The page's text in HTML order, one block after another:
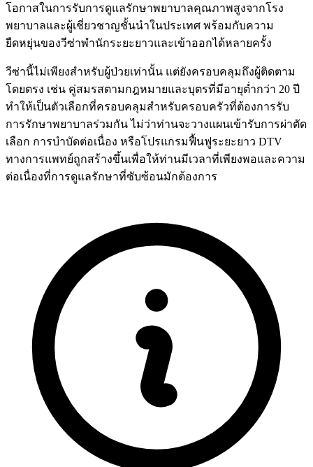
โอกาสในการรับการดูแลรักษาพยาบาลคุณภาพสูงจากโรง
พยาบาลและผู้เชี่ยวชาญชั้นนำในประเทศ พร้อมกับความ
ยืดหยุ่นของวีซ่าพำนักระยะยาวและเข้าออกได้หลายครั้ง
วีซ่านี้ไม่เพียงสำหรับผู้ป่วยเท่านั้น แต่ยังครอบคลุมถึงผู้ติดตาม
โดยตรง เช่น คู่สมรสตามกฎหมายและบุตรที่มีอายุต่ำกว่า 20 ปี
ทำให้เป็นตัวเลือกที่ครอบคลุมสำหรับครอบครัวที่ต้องการรับ
การรักษาพยาบาลร่วมกัน ไม่ว่าท่านจะวางแผนเข้ารับการผ่าตัด
เลือก การบำบัดต่อเนื่อง หรือโปรแกรมฟื้นฟูระยะยาว DTV
ทางการแพทย์ถูกสร้างขึ้นเพื่อให้ท่านมีเวลาที่เพียงพอและความ
ต่อเนื่องที่การดูแลรักษาที่ซับซ้อนมักต้องการ